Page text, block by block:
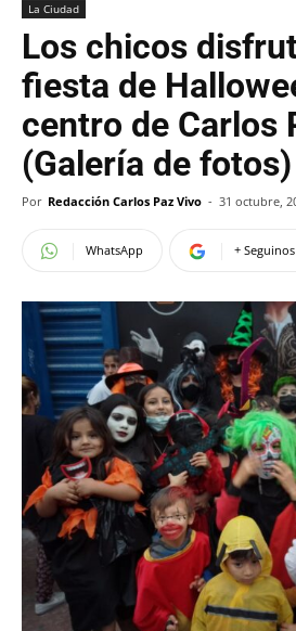
La Ciudad
Los chicos
fiesta de
centro de Carlos
(Galería de fotos)
Por Redacción Carlos Paz Vivo - 31 octubre,
WhatsApp +